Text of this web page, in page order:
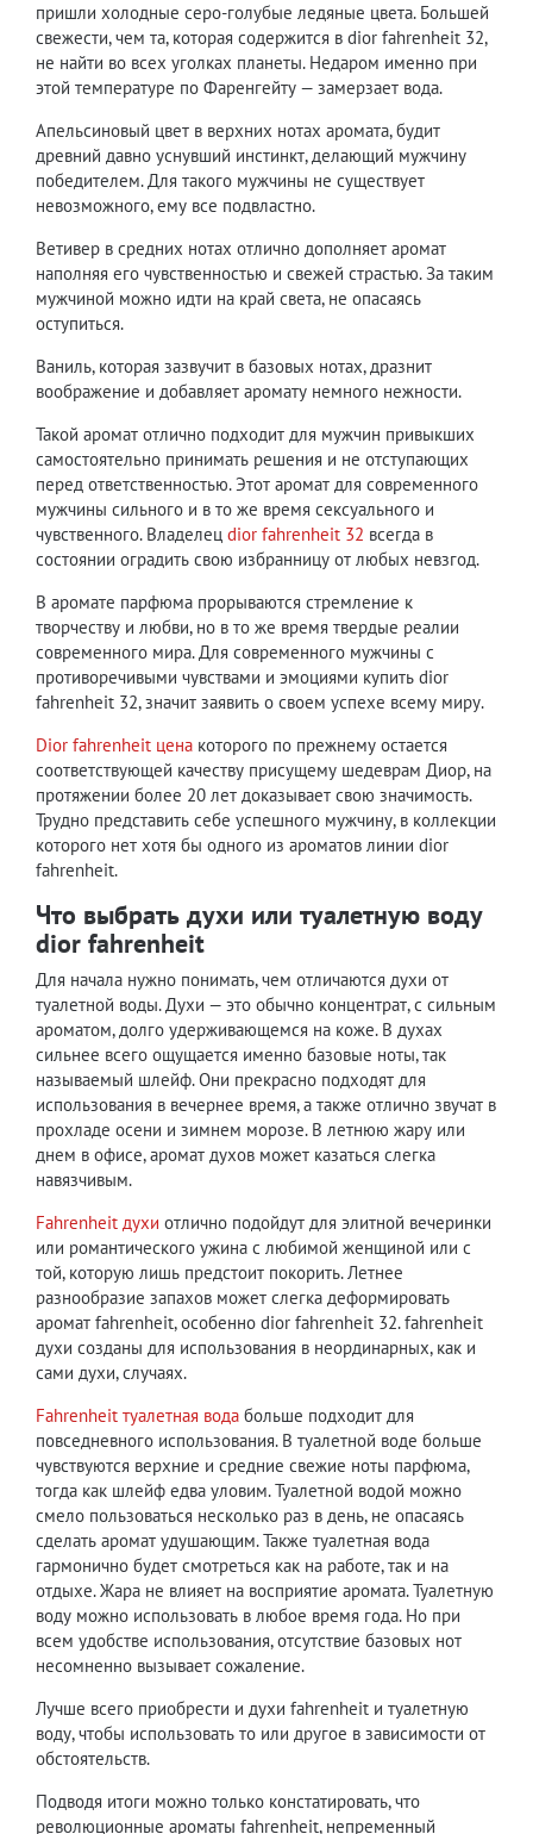
пришли холодные серо-голубые ледяные цвета. Большей
свежести, чем та, которая содержится в dior fahrenheit 32,
не найти во всех уголках планеты. Недаром именно при
этой температуре по Фаренгейту — замерзает вода.
Апельсиновый цвет в верхних нотах аромата, будит
древний давно уснувший инстинкт, делающий мужчину
победителем. Для такого мужчины не существует
невозможного, ему все подвластно.
Ветивер в средних нотах отлично дополняет аромат
наполняя его чувственностью и свежей страстью. За таким
мужчиной можно идти на край света, не опасаясь
оступиться.
Ваниль, которая зазвучит в базовых нотах, дразнит
воображение и добавляет аромату немного нежности.
Такой аромат отлично подходит для мужчин привыкших
самостоятельно принимать решения и не отступающих
перед ответственностью. Этот аромат для современного
мужчины сильного и в то же время сексуального и
чувственного. Владелец dior fahrenheit 32 всегда в
состоянии оградить свою избранницу от любых невзгод.
В аромате парфюма прорываются стремление к
творчеству и любви, но в то же время твердые реалии
современного мира. Для современного мужчины с
противоречивыми чувствами и эмоциями купить dior
fahrenheit 32, значит заявить о своем успехе всему миру.
Dior fahrenheit цена которого по прежнему остается
соответствующей качеству присущему шедеврам Диор, на
протяжении более 20 лет доказывает свою значимость.
Трудно представить себе успешного мужчину, в коллекции
которого нет хотя бы одного из ароматов линии dior
fahrenheit.
Что выбрать духи или туалетную воду
dior fahrenheit
Для начала нужно понимать, чем отличаются духи от
туалетной воды. Духи — это обычно концентрат, с сильным
ароматом, долго удерживающемся на коже. В духах
сильнее всего ощущается именно базовые ноты, так
называемый шлейф. Они прекрасно подходят для
использования в вечернее время, а также отлично звучат в
прохладе осени и зимнем морозе. В летнюю жару или
днем в офисе, аромат духов может казаться слегка
навязчивым.
Fahrenheit духи отлично подойдут для элитной вечеринки
или романтического ужина с любимой женщиной или с
той, которую лишь предстоит покорить. Летнее
разнообразие запахов может слегка деформировать
аромат fahrenheit, особенно dior fahrenheit 32. fahrenheit
духи созданы для использования в неординарных, как и
сами духи, случаях.
Fahrenheit туалетная вода больше подходит для
повседневного использования. В туалетной воде больше
чувствуются верхние и средние свежие ноты парфюма,
тогда как шлейф едва уловим. Туалетной водой можно
смело пользоваться несколько раз в день, не опасаясь
сделать аромат удушающим. Также туалетная вода
гармонично будет смотреться как на работе, так и на
отдыхе. Жара не влияет на восприятие аромата. Туалетную
воду можно использовать в любое время года. Но при
всем удобстве использования, отсутствие базовых нот
несомненно вызывает сожаление.
Лучше всего приобрести и духи fahrenheit и туалетную
воду, чтобы использовать то или другое в зависимости от
обстоятельств.
Подводя итоги можно только констатировать, что
революционные ароматы fahrenheit, непременный